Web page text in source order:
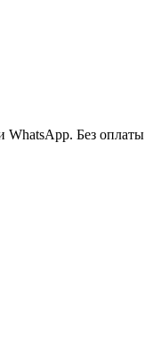
WhatsApp. Без оплаты